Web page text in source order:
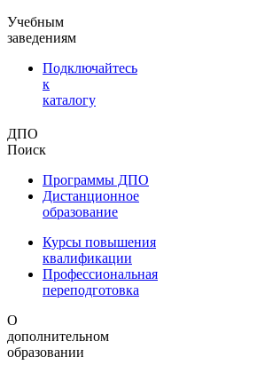
Учебным
заведениям
Подключайтесь
к
каталогу
ДПО
Поиск
Программы ДПО
Дистанционное
образование
Курсы повышения
квалификации
Профессиональная
переподготовка
О
дополнительном
образовании